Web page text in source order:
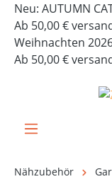
springen
Neu: AUTUMN
Ab 50,00 €
Weihnachten
Ab 50,00 €
Nähzubehör